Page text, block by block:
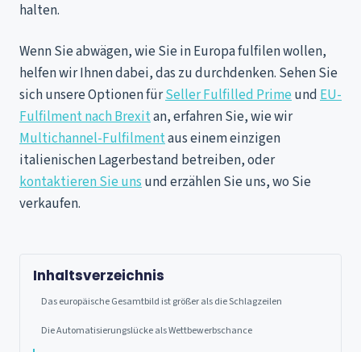
halten.
Wenn Sie abwägen, wie Sie in Europa fulfilen wollen,
helfen wir Ihnen dabei, das zu durchdenken. Sehen Sie
sich unsere Optionen fürSeller Fulfilled PrimeundEU-
Fulfilment nach Brexitan, erfahren Sie, wie wir
Multichannel-Fulfilmentaus einem einzigen
italienischen Lagerbestand betreiben, oder
kontaktieren Sie unsund erzählen Sie uns, wo Sie
verkaufen.
Inhaltsverzeichnis
Das europäische Gesamtbild ist größer als die Schlagzeilen
Die Automatisierungslücke als Wettbewerbschance